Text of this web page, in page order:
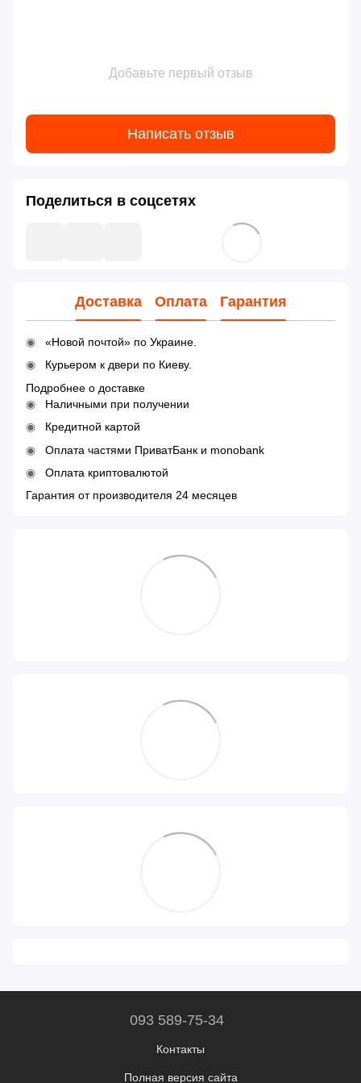
Добавьте первый отзыв
Написать отзыв
Поделиться в соцсетях
Доставка Оплата Гарантия
«Новой почтой» по Украине.
Курьером к двери по Киеву.
Подробнее о доставке
Наличными при получении
Кредитной картой
Оплата частями ПриватБанк и monobank
Оплата криптовалютой
Гарантия от производителя 24 месяцев
093 589-75-34
Контакты
Полная версия сайта